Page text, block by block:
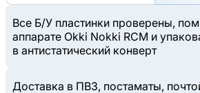
Все Б/У пластинки проверены,
аппарате Okki Nokki RCM и
в антистатический конверт
Доставка в ПВЗ, постаматы,